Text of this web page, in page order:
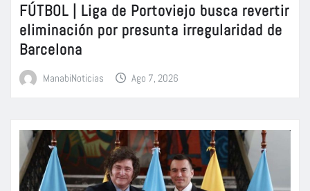
FÚTBOL | Liga de Portoviejo busca revertir
eliminación por presunta irregularidad de
Barcelona
ManabiNoticias Ago 7, 2026